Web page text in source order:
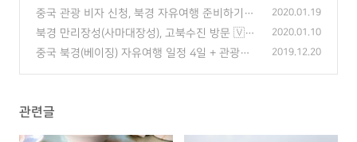
유여행 후기
(2)
중국 관광 비자 신청, 북경 자유여행 준비하기
🇨🇳
(0)
2020.01.19
북경 만리장성(사마대장성), 고북수진 방문 🇻🇳
(버스 타는 방법)
(0)
2020.01.10
중국 북경(베이징) 자유여행 일정 4일 + 관광지
2019.12.20
관련글